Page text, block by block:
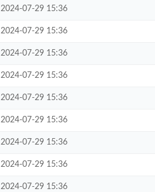
2024-07-29 15:36
2024-07-29 15:36
2024-07-29 15:36
2024-07-29 15:36
2024-07-29 15:36
2024-07-29 15:36
2024-07-29 15:36
2024-07-29 15:36
2024-07-29 15:36